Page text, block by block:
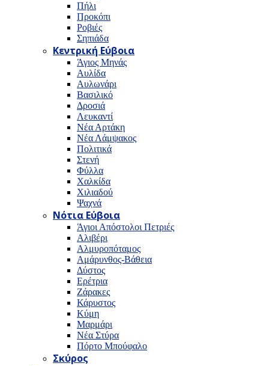
Πήλι
Προκόπι
Ροβιές
Σηπιάδα
Κεντρική Εύβοια
Άγιος Μηνάς
Αυλίδα
Αυλωνάρι
Βασιλικό
Δροσιά
Λευκαντί
Νέα Αρτάκη
Νέα Λάμψακος
Πολιτικά
Στενή
Φύλλα
Χαλκίδα
Χιλιαδού
Ψαχνά
Νότια Εύβοια
Άγιοι Απόστολοι Πετριές
Αλιβέρι
Αλμυροπόταμος
Αμάρυνθος-Βάθεια
Δύστος
Ερέτρια
Ζάρακες
Κάρυστος
Κύμη
Μαρμάρι
Νέα Στύρα
Πόρτο Μπούφαλο
Σκύρος